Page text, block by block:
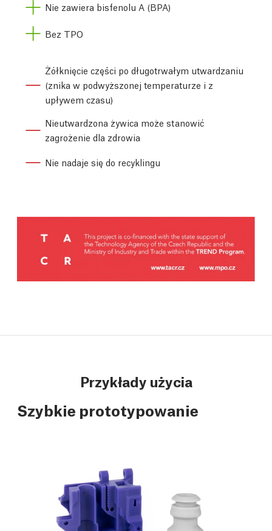
Nie zawiera bisfenolu A (BPA)
Bez TPO
Żółknięcie części po długotrwałym utwardzaniu
(znika w podwyższonej temperaturze i z
upływem czasu)
Nieutwardzona żywica może stanowić
zagrożenie dla zdrowia
Nie nadaje się do recyklingu
Przykłady użycia
Szybkie prototypowanie